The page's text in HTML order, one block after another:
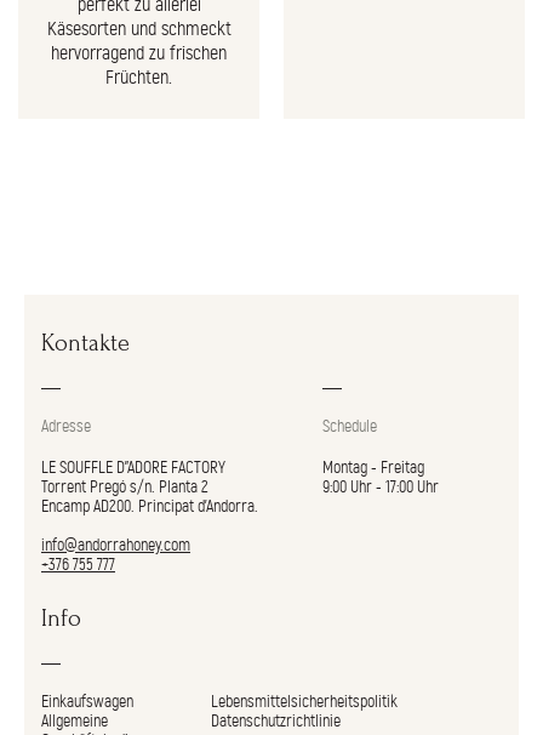
perfekt zu allerlei
Käsesorten und schmeckt
hervorragend zu frischen
Früchten.
Kontakte
Adresse
LE SOUFFLE D"ADORE FACTORY
Torrent Pregó s/n. Planta 2
Encamp AD200. Principat d’Andorra.
info@andorrahoney.com
+376 755 777
Schedule
Montag - Freitag
9:00 Uhr - 17:00 Uhr
Info
Einkaufswagen
Lebensmittelsicherheitspolitik
Allgemeine
Datenschutzrichtlinie